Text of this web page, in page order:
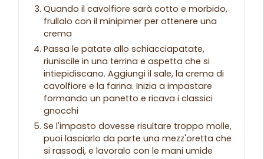
Quando il cavolfiore sarà cotto e morbido,
frullalo con il minipimer per ottenere una
crema
Passa le patate allo schiacciapatate,
riuniscile in una terrina e aspetta che si
intiepidiscano. Aggiungi il sale, la crema di
cavolfiore e la farina. Inizia a impastare
formando un panetto e ricava i classici
gnocchi
Se l'impasto dovesse risultare troppo molle,
puoi lasciarlo da parte una mezz'oretta che
si rassodi, e lavoralo con le mani umide